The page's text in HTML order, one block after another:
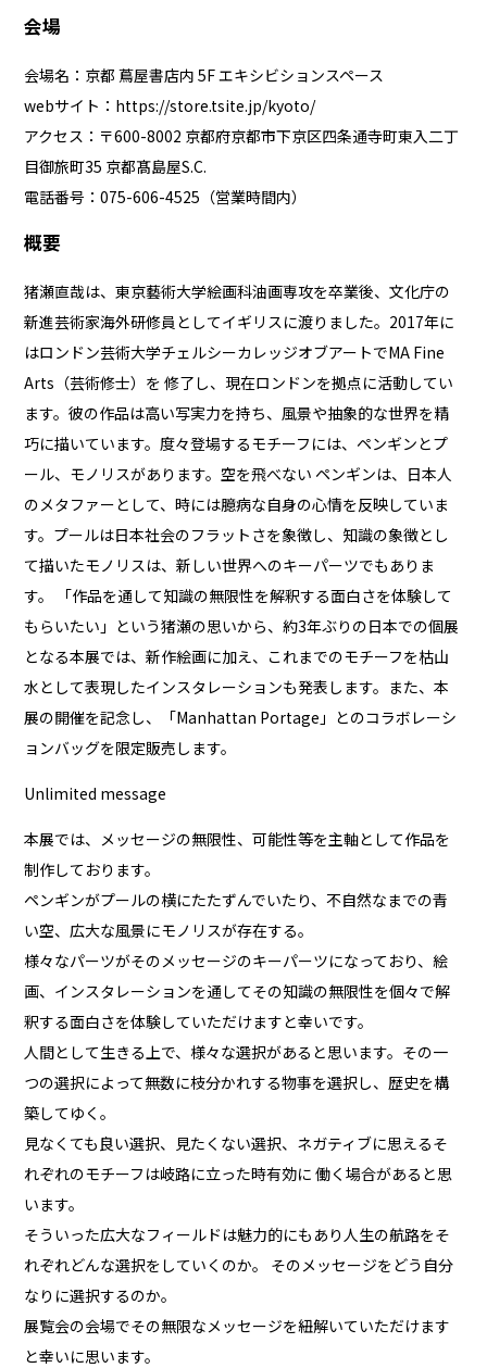
会場
会場名：京都 蔦屋書店内 5F エキシビションスペース
webサイト： https://store.tsite.jp/kyoto/
アクセス：〒600-8002 京都府京都市下京区四条通寺町東⼊⼆丁
⽬御旅町35 京都髙島屋S.C.
電話番号：075-606-4525（営業時間内）
概要
猪瀬直哉は、東京藝術大学絵画科油画専攻を卒業後、文化庁の
新進芸術家海外研修員としてイギリスに渡りました。2017年に
はロンドン芸術大学チェルシーカレッジオブアートでMA Fine
Arts（芸術修士）を 修了し、現在ロンドンを拠点に活動してい
ます。彼の作品は高い写実力を持ち、風景や抽象的な世界を精
巧に描いています。度々登場するモチーフには、ペンギンとプ
ール、モノリスがあります。空を飛べない ペンギンは、日本人
のメタファーとして、時には臆病な自身の心情を反映していま
す。プールは日本社会のフラットさを象徴し、知識の象徴とし
て描いたモノリスは、新しい世界へのキーパーツでもありま
す。 「作品を通して知識の無限性を解釈する面白さを体験して
もらいたい」という猪瀬の思いから、約3年ぶりの日本での個展
となる本展では、新作絵画に加え、これまでのモチーフを枯山
水として表現したインスタレーションも発表します。また、本
展の開催を記念し、「Manhattan Portage」とのコラボレーシ
ョンバッグを限定販売します。
Unlimited message
本展では、メッセージの無限性、可能性等を主軸として作品を
制作しております。
ペンギンがプールの横にたたずんでいたり、不自然なまでの青
い空、広大な風景にモノリスが存在する。
様々なパーツがそのメッセージのキーパーツになっており、絵
画、インスタレーションを通してその知識の無限性を個々で解
釈する面白さを体験していただけますと幸いです。
人間として生きる上で、様々な選択があると思います。その一
つの選択によって無数に枝分かれする物事を選択し、歴史を構
築してゆく。
見なくても良い選択、見たくない選択、ネガティブに思えるそ
れぞれのモチーフは岐路に立った時有効に 働く場合があると思
います。
そういった広大なフィールドは魅力的にもあり人生の航路をそ
れぞれどんな選択をしていくのか。 そのメッセージをどう自分
なりに選択するのか。
展覧会の会場でその無限なメッセージを紐解いていただけます
と幸いに思います。